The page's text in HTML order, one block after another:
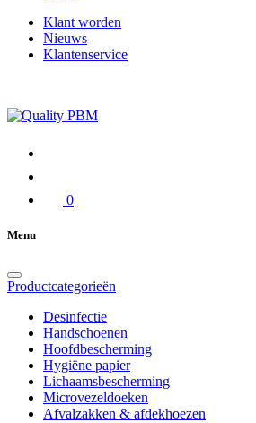
Klant worden
Nieuws
Klantenservice
0
Menu
Productcategorieën
Desinfectie
Handschoenen
Hoofdbescherming
Hygiëne papier
Lichaamsbescherming
Microvezeldoeken
Afvalzakken & afdekhoezen